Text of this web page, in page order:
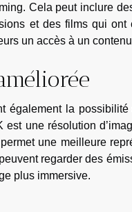
Cela peut inclure
et des films qui
un accès à un
également la
est une résolution
une meilleure
regarder des
plus immersive.